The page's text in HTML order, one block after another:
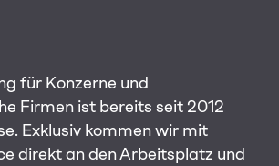
für Konzerne und
Firmen ist bereits seit 2012
Exklusiv kommen wir mit
direkt an den Arbeitsplatz und